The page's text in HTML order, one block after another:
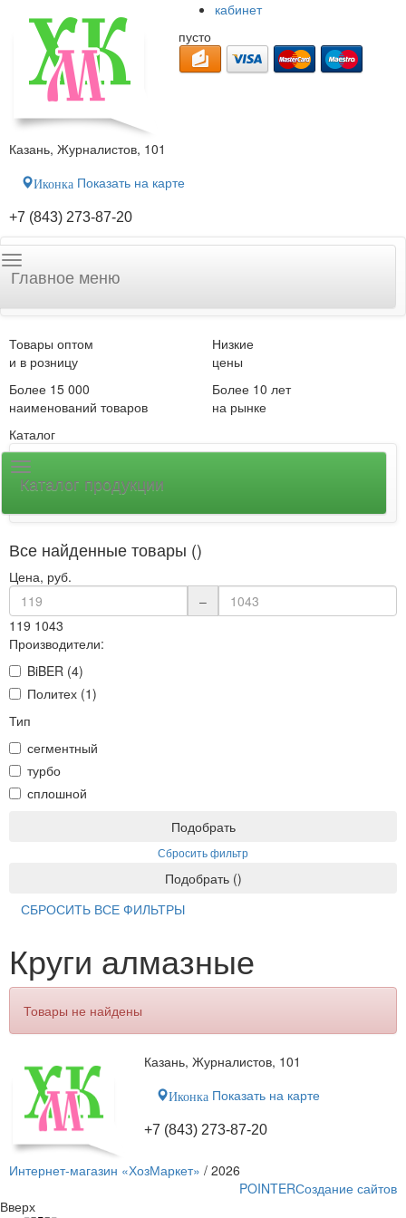
кабинет
пусто
Казань, Журналистов, 101
Иконка Показать на карте
+7 (843) 273-87-20
Главное меню
Товары оптом
и в розницу
Низкие
цены
Более 15 000
наименований товаров
Более 10 лет
на рынке
Каталог
Каталог продукции
Все найденные товары ()
Цена, руб.
–
119 1043
Производители:
BiBER (4)
Политех (1)
Тип
сегментный
турбо
сплошной
Подобрать
Сбросить фильтр
Подобрать ()
СБРОСИТЬ ВСЕ ФИЛЬТРЫ
Круги алмазные
Товары не найдены
Казань, Журналистов, 101
Иконка Показать на карте
+7 (843) 273-87-20
Интернет-магазин «ХозМаркет» / 2026
POINTERСоздание сайтов
Вверх